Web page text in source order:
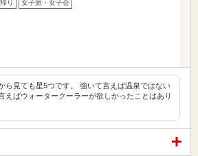
り 女子旅・女子会
ら見ても星5つです。 強いて言えば温泉ではない
えばウォータークーラーが欲しかったことはあり